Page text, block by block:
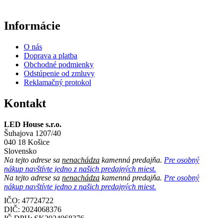
Informácie
O nás
Doprava a platba
Obchodné podmienky
Odstúpenie od zmluvy
Reklamačný protokol
Kontakt
LED House s.r.o.
Šuhajova 1207/40
040 18 Košice
Slovensko
Na tejto adrese sa nenachádza kamenná predajňa. Pre osobný
nákup navštívte jedno z našich predajných miest.
Na tejto adrese sa nenachádza kamenná predajňa. Pre osobný
nákup navštívte jedno z našich predajných miest.
IČO: 47724722
DIČ: 2024068376